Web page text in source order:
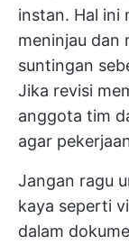
instan. Hal ini
meninjau dan
suntingan
Jika revisi
anggota tim
agar
Jangan ragu
kaya seperti
dalam